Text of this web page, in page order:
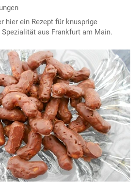
hier ein Rezept für knusprige
Spezialität aus Frankfurt am Main.